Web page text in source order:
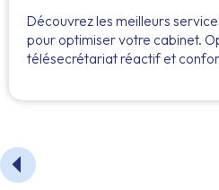
Découvrez les meilleurs
pour optimiser votre cabinet.
télésecrétariat réactif et